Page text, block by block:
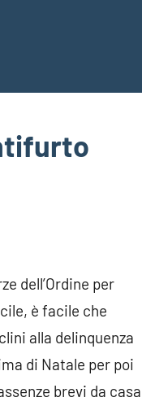
dell’Ordine per
è facile che
alla delinquenza
di Natale per poi
brevi da casa